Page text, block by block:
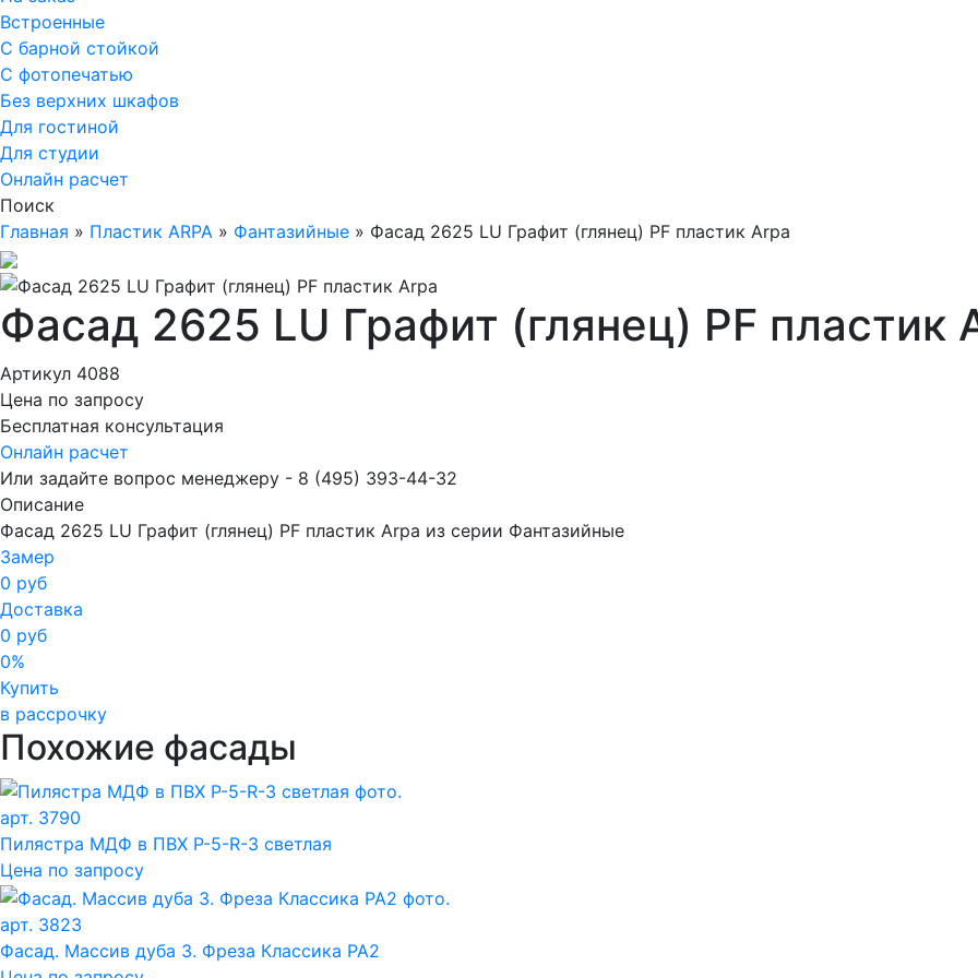
Встроенные
С барной стойкой
С фотопечатью
Без верхних шкафов
Для гостиной
Для студии
Онлайн расчет
Поиск
Главная » Пластик ARPA » Фантазийные » Фасад 2625 LU Графит (глянец) PF пластик Arpa
Фасад 2625 LU Графит (глянец) PF пластик
Артикул 4088
Цена по запросу
Бесплатная консультация
Онлайн расчет
Или задайте вопрос менеджеру - 8 (495) 393-44-32
Описание
Фасад 2625 LU Графит (глянец) PF пластик Arpa из серии Фантазийные
Замер
0 руб
Доставка
0 руб
0%
Купить
в рассрочку
Похожие фасады
арт. 3790
Пилястра МДФ в ПВХ P-5-R-3 светлая
Цена по запросу
арт. 3823
Фасад. Массив дуба 3. Фреза Классика PA2